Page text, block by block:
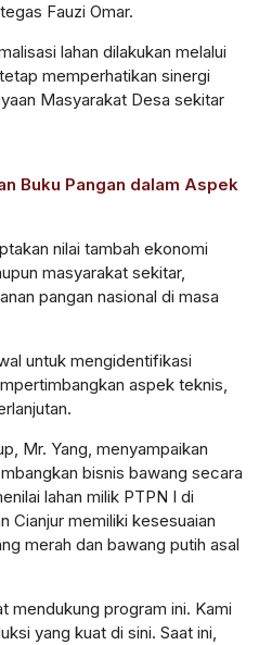
Fauzi Omar.
lahan dilakukan melalui
memperhatikan sinergi
Masyarakat Desa sekitar
Buku Pangan dalam Aspek
nilai tambah ekonomi
masyarakat sekitar,
pangan nasional di masa
untuk mengidentifikasi
aspek teknis,
Mr. Yang, menyampaikan
bisnis bawang secara
lahan milik PTPN I di
Cianjur memiliki kesesuaian
merah dan bawang putih asal
mendukung program ini. Kami
yang kuat di sini. Saat ini,